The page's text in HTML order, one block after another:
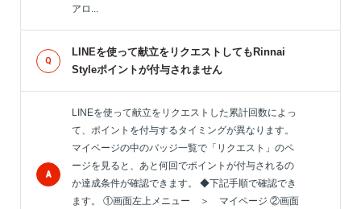
アロ...
LINEを使って献立をリクエストしてもRinnai
Styleポイントが付与されません
LINEを使って献立をリクエストした累計回数によっ
て、ポイントを付与するタイミングが異なります。
マイページの中のバッジ一覧で「リクエスト」のペ
ージを見ると、あと何回でポイントが付与されるの
か達成条件が確認できます。 ◆下記手順で確認でき
ます。 ①画面左上メニュー ＞ マイページ ②画面